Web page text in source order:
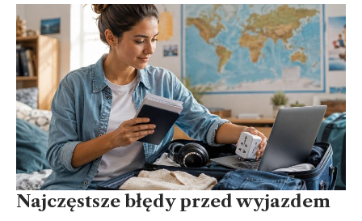
Najczęstsze błędy przed wyjazdem